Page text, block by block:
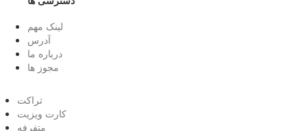
لینک مهم
آدرس
درباره ما
مجوز ها
تراکت
کارت ویزیت
متفرفه